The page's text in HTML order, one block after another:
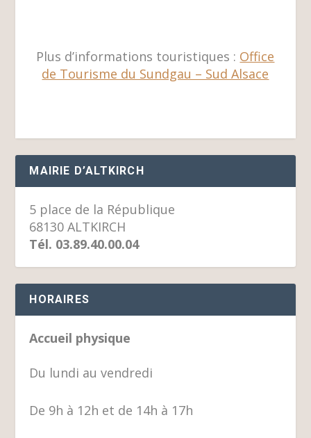
Plus d’informations touristiques : Office
de Tourisme du Sundgau – Sud Alsace
MAIRIE D’ALTKIRCH
5 place de la République
68130 ALTKIRCH
Tél. 03.89.40.00.04
HORAIRES
Accueil physique
Du lundi au vendredi
De 9h à 12h et de 14h à 17h